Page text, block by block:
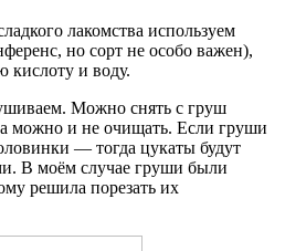
лакомства используем
но сорт не особо важен),
кислоту и воду.
Можно снять с груш
а можно и не очищать. Если груши
— тогда цукаты будут
В моём случае груши были
решила порезать их